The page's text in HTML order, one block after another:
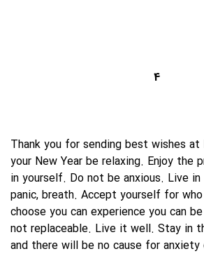
4
Thank you for sending best wishes at
your New Year be relaxing. Enjoy the
in yourself. Do not be anxious. Live
panic, breath. Accept yourself for
choose you can experience you can
not replaceable. Live it well. Stay in
and there will be no cause for anxiety